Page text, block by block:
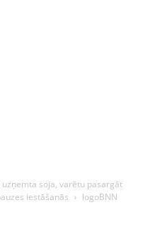
soja, varētu pasargāt
iestāšanās
logoBNN